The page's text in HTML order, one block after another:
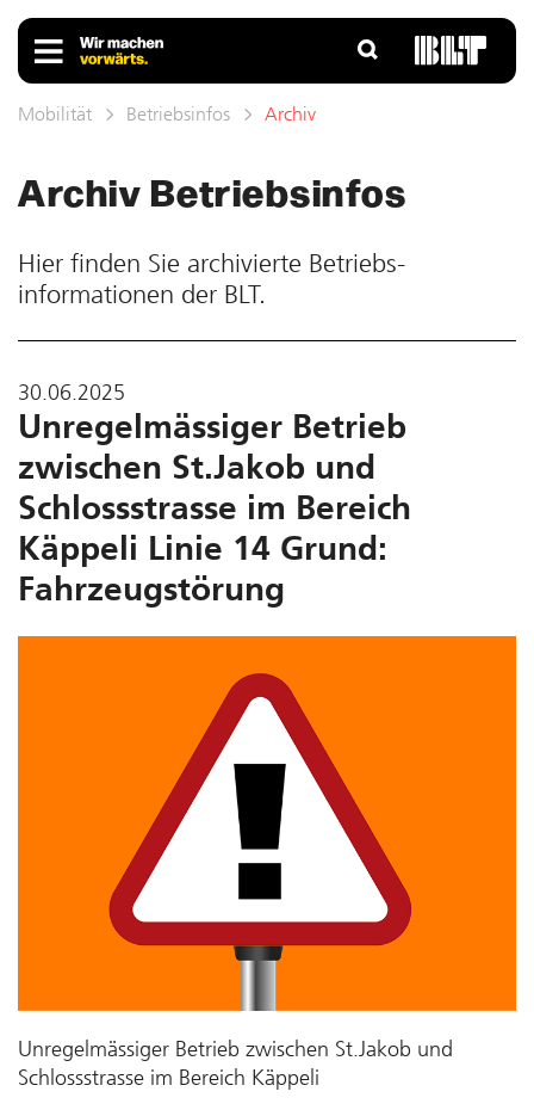
Mobilität Betriebsinfos Archiv
Archiv Betriebs­infos
Hier finden Sie ar­chivierte Betriebs­
informationen der BLT.
30.06.2025
Unregelmässiger Betrieb
zwischen St.Jakob und
Schlossstrasse im Bereich
Käppeli Linie 14 Grund:
Fahrzeugstörung
Unregelmässiger Betrieb zwischen St.Jakob und
Schlossstrasse im Bereich Käppeli